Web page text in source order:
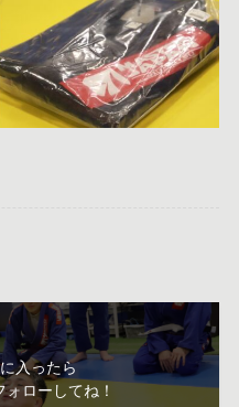
入ったら
ローしてね！